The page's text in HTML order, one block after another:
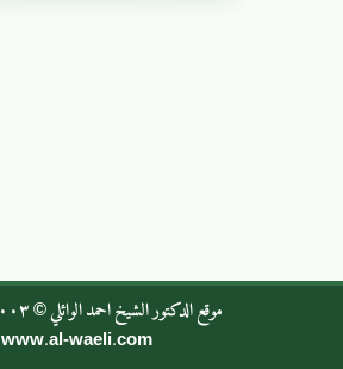
موقع الدكتور الشيخ احمد الوائلي © ٢٠٠٣ - ٢٠٢٦
www.al-waeli.com